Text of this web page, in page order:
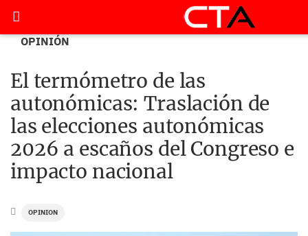
OPINIÓN
El termómetro de las
autonómicas: Traslación de
las elecciones autonómicas
2026 a escaños del Congreso e
impacto nacional
OPINION